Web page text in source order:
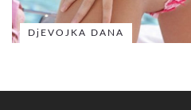
DjEVOJKA DANA